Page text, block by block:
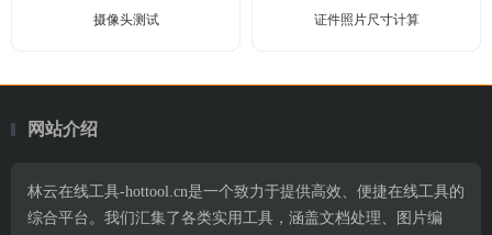
摄像头测试 证件照片尺寸计算
网站介绍
林云在线工具-hottool.cn是一个致力于提供高效、便捷在线工具的
综合平台。我们汇集了各类实用工具，涵盖文档处理、图片编